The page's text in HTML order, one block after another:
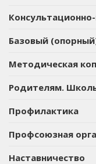
Базовый
Методическая
Родителям.
Профилактика
Профсоюзная
Наставничество